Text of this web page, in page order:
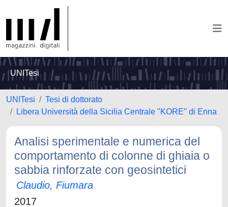
UNITesi
UNITesi
Tesi di dottorato
Libera Università della Sicilia Centrale "KORE" di Enna
Analisi sperimentale e numerica del
comportamento di colonne di ghiaia o
sabbia rinforzate con geosintetici
Claudio, Fiumara
2017